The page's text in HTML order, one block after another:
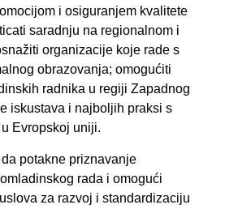
i osiguranjem kvalitete
saradnju na regionalnom i
organizacije koje rade s
obrazovanja; omogućiti
radnika u regiji Zapadnog
iskustava i najboljih praksi s
Evropskoj uniji.
potakne priznavanje
rada i omogući
za razvoj i standardizaciju